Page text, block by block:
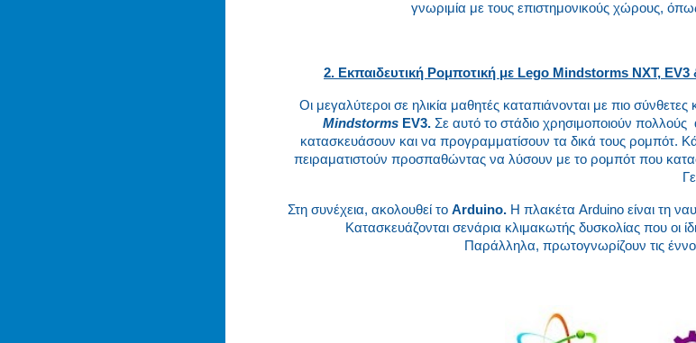
γνωριμία με τους επιστημονικούς χώρους,
2. Εκπαιδευτική Ρομποτική με Lego Mindstorms NXT,
Οι μεγαλύτεροι σε ηλικία μαθητές καταπιάνονται με πιο
Mindstorms EV3.Σε αυτό το στάδιο χρησιμοποιούν
κατασκευάσουν και να προγραμματίσουν τα δικά τους ρομπότ.
πειραματιστούν προσπαθώντας να λύσουν με το ρομπότ που
Στη συνέχεια, ακολουθεί το Arduino. Η πλακέτα Arduino είναι τη
Κατασκευάζονται σενάρια κλιμακωτής δυσκολίας που οι
Παράλληλα, πρωτογνωρίζουν τις